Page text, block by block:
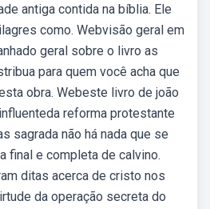
antiga contida na bíblia. Ele
como. Webvisão geral em
geral sobre o livro as
para quem você acha que
obra. Webeste livro de joão
reforma protestante
sagrada não há nada que se
final e completa de calvino.
ditas acerca de cristo nos
da operação secreta do